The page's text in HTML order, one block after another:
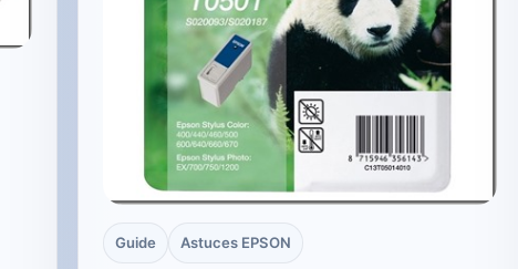
Guide Astuces EPSON